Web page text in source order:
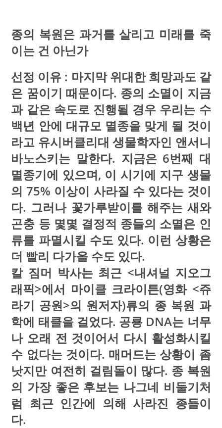
종의 복원은 과거를 살리고 미래를 죽
이는 건 아닌가
선정 이유 : 마지막 위대한 희망과도 같
은 꿈이기 때문이다. 종의 소멸이 지금
과 같은 속도로 진행될 경우 우리는 수
백년 안에 대규모 멸종을 맞게 될 것이
라고 유시버클리대 생물학자인 앤서니
바노스키는 말한다. 지금은 6번째 대
멸종기에 있으며, 이 시기에 지구 생물
의 75% 이상이 사라질 수 있다는 것이
다. 그러나 꽃가루받이를 해주는 새와
곤충 등 몇몇 결정적 종들의 소멸은 인
류를 파멸시킬 수도 있다. 이런 상황은
더 빨리 다가올 수도 있다.
칼 짐머 박사는 최근 <내셔널 지오그
래픽>에서 마이클 크라이튼(영화 <쥬
라기 공원>의 원저자)류의 종 복원 과
학에 태클을 걸었다. 공룡 DNA는 너무
나 오래 전 것이어서 다시 활성화시킬
수 없다는 것이다. 매머드는 상황이 좀
낫지만 여전히 걸림돌이 많다. 종 복원
의 가장 좋은 후보는 나그네 비둘기처
럼 최근 인간에 의해 사라진 종들이
다.